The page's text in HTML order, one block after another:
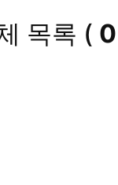
목록 ( 0